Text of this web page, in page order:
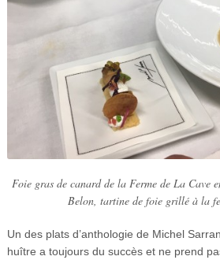
Foie gras de canard de la Ferme de La Cave
Belon, tartine de foie grillé à la
Un des plats d’anthologie de Michel
huître a toujours du succès et ne prend